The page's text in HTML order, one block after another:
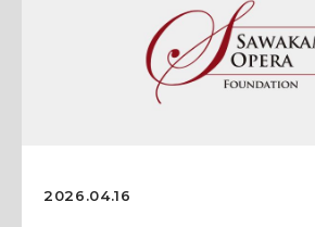
2026.04.16